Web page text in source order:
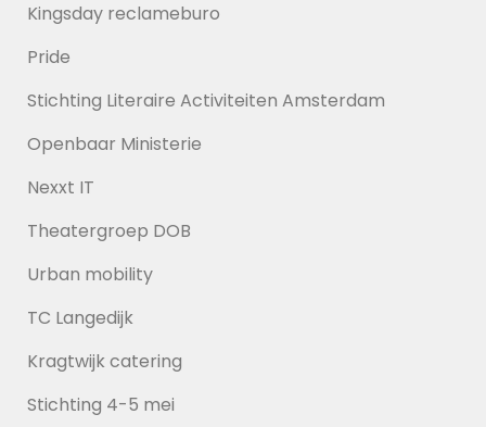
Kingsday reclameburo
Pride
Stichting Literaire Activiteiten Amsterdam
Openbaar Ministerie
Nexxt IT
Theatergroep DOB
Urban mobility
TC Langedijk
Kragtwijk catering
Stichting 4-5 mei